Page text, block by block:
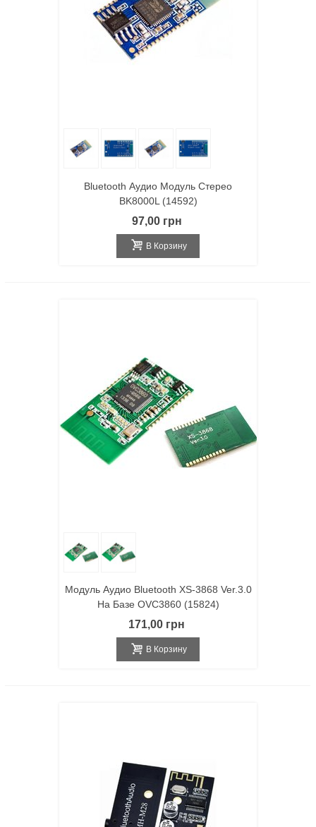
Bluetooth Аудио Модуль Стерео
BK8000L (14592)
97,00 грн
В Корзину
Модуль Аудио Bluetooth XS-3868 Ver.3.0
На Базе OVC3860 (15824)
171,00 грн
В Корзину